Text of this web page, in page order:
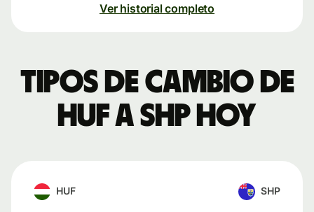
Ver historial completo
Tipos de cambio de
HUF a SHP hoy
HUF SHP